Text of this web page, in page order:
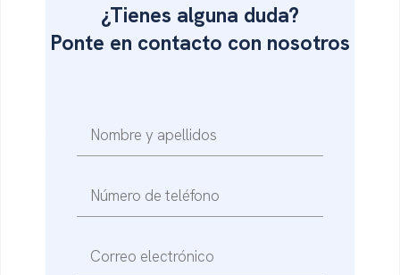
¿Tienes alguna duda?
Ponte en contacto con nosotros